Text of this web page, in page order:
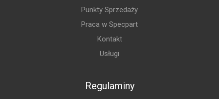
Punkty Sprzedaży
Praca w Specpart
Kontakt
Usługi
Regulaminy